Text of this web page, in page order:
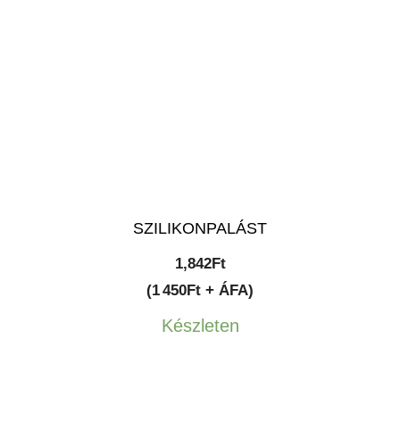
SZILIKONPALÁST
1,842Ft
(1 450Ft + ÁFA)
Készleten